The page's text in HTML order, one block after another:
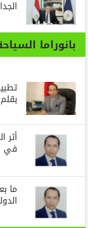
بانوراما
أثر
في
ما